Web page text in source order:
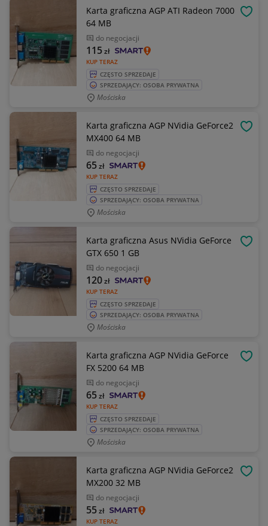
Karta graficzna AGP ATI Radeon 7000
64 MB
do negocjacji
KUP TERAZ
115zł
CZĘSTO SPRZEDAJE
SPRZEDAJĄCY: OSOBA PRYWATNA
Mościska
Karta graficzna AGP NVidia GeForce2
MX400 64 MB
do negocjacji
KUP TERAZ
65zł
CZĘSTO SPRZEDAJE
SPRZEDAJĄCY: OSOBA PRYWATNA
Mościska
Karta graficzna Asus NVidia GeForce
GTX 650 1 GB
do negocjacji
KUP TERAZ
120zł
CZĘSTO SPRZEDAJE
SPRZEDAJĄCY: OSOBA PRYWATNA
Mościska
Karta graficzna AGP NVidia GeForce
FX 5200 64 MB
do negocjacji
KUP TERAZ
65zł
CZĘSTO SPRZEDAJE
SPRZEDAJĄCY: OSOBA PRYWATNA
Mościska
Karta graficzna AGP NVidia GeForce2
MX200 32 MB
do negocjacji
KUP TERAZ
55zł